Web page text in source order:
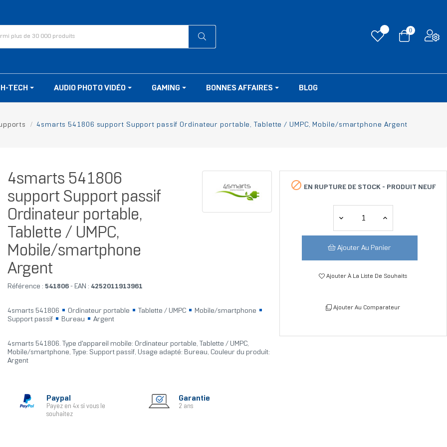
0
TECH AUDIO PHOTO VIDÉO GAMING BONNES AFFAIRES BLOG
4smarts 541806 support Support passif Ordinateur portable, Tablette / UMPC, Mobile/smartphone Argent
4smarts 541806
support Support passif
Ordinateur portable,
Tablette / UMPC,
Mobile/smartphone
Argent
Référence : 541806- EAN : 4252011913961
4smarts 541806 Ordinateur portable Tablette / UMPC
Mobile/smartphone
Support passif
Bureau Argent
4smarts 541806. Type d'appareil mobile: Ordinateur portable, Tablette / UMPC,
Mobile/smartphone, Type: Support passif, Usage adapté: Bureau, Couleur du produit:
Argent
Paypal
Payez en 4x si vous le
souhaitez
Garantie
2 ans
 EN RUPTURE DE STOCK - PRODUIT NEUF
Ajouter Au Panier
Ajouter À La Liste De Souhaits
Ajouter Au Comparateur